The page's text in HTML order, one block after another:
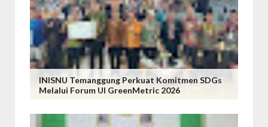
INISNU Temanggung Perkuat Komitmen SDGs
Melalui Forum UI GreenMetric 2026